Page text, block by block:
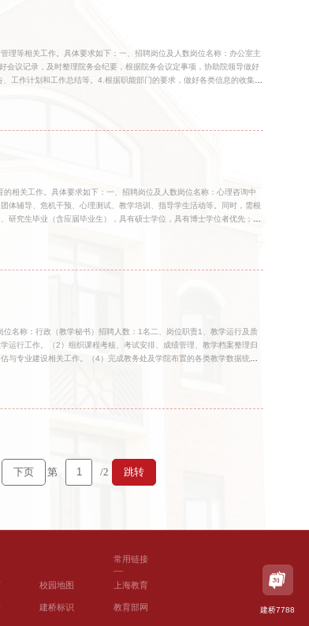
理等相关工作。具体要求如下：一、招聘岗位及人数岗位名称：办公室主
议记录，及时整理院务会纪要，根据院务会议定事项，协助院领导做好
工作计划和工作总结等。4.根据职能部门的要求，做好各类信息的收集整
负责编制、更新本院教职工通讯录。1
相关工作。具体要求如下：一、招聘岗位及人数岗位名称：心理咨询中
体辅导、危机干预、心理测试、教学培训、指导学生活动等。同时，需根
究生毕业（含应届毕业生），具有硕士学位，具有博士学位者优先；
关工作；具有较强的组织能力及语言表达能力；外语水平高，具有较
名称：行政（教学秘书）招聘人数：1名二、岗位职责1、教学运行及质
运行工作。（2）组织课程考核、考试安排、成绩管理、教学档案整理归
与专业建设相关工作。（4）完成教务处及学院布置的各类教学数据统
申报。（3）参与企业走访、校企交流、实践教学安排、学生实
下页 第 /2 跳转
校园地图
建桥标识
常用链接
上海教育
教育部网 建桥7788